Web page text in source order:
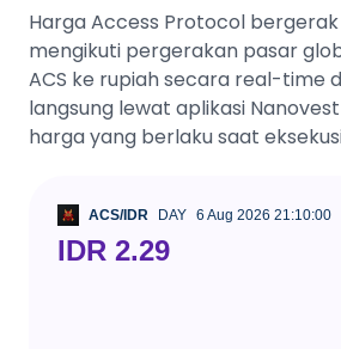
Harga Access Protocol
mengikuti pergerakan pasar
ACS ke rupiah secara real-time
langsung lewat aplikasi
harga yang berlaku saat
ACS/IDR DAY 6 Aug 2026 21:10:00
IDR 2.29